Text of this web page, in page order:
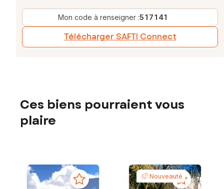
Mon code à renseigner :517141
Télécharger SAFTI Connect
Ces biens pourraient vous
plaire
Nouveauté